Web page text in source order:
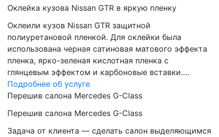
Оклейка кузова Nissan GTR в яркую пленку
Оклеили кузов Nissan GTR защитной
полиуретановой пленкой. Для оклейки была
использована черная сатиновая матового эффекта
пленка, ярко-зеленая кислотная пленка с
глянцевым эффектом и карбоновые вставки….
Подробнее об услуге
Перешив салона Mercedes G-Class
Перешив салона Mercedes G-Class
Задача от клиента — сделать салон выделяющимся